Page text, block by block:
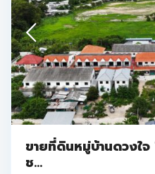
ขายที่ดินหมู่บ้านดวงใจ
ช...